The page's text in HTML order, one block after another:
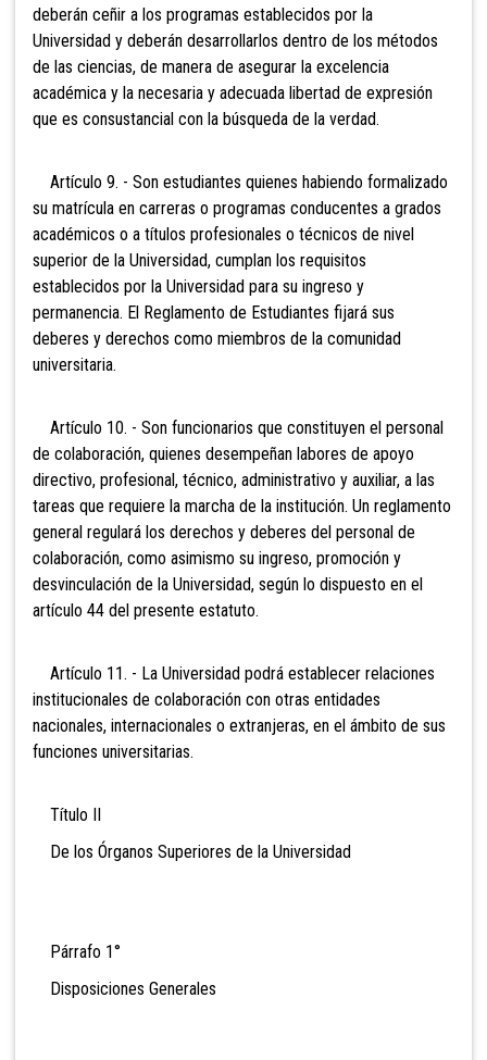
deberán ceñir a los programas establecidos por la
Universidad y deberán desarrollarlos dentro de los métodos
de las ciencias, de manera de asegurar la excelencia
académica y la necesaria y adecuada libertad de expresión
que es consustancial con la búsqueda de la verdad.
Artículo 9. - Son estudiantes quienes habiendo formalizado
su matrícula en carreras o programas conducentes a grados
académicos o a títulos profesionales o técnicos de nivel
superior de la Universidad, cumplan los requisitos
establecidos por la Universidad para su ingreso y
permanencia. El Reglamento de Estudiantes fijará sus
deberes y derechos como miembros de la comunidad
universitaria.
Artículo 10. - Son funcionarios que constituyen el personal
de colaboración, quienes desempeñan labores de apoyo
directivo, profesional, técnico, administrativo y auxiliar, a las
tareas que requiere la marcha de la institución. Un reglamento
general regulará los derechos y deberes del personal de
colaboración, como asimismo su ingreso, promoción y
desvinculación de la Universidad, según lo dispuesto en el
artículo 44 del presente estatuto.
Artículo 11. - La Universidad podrá establecer relaciones
institucionales de colaboración con otras entidades
nacionales, internacionales o extranjeras, en el ámbito de sus
funciones universitarias.
Título II
De los Órganos Superiores de la Universidad
Párrafo 1°
Disposiciones Generales